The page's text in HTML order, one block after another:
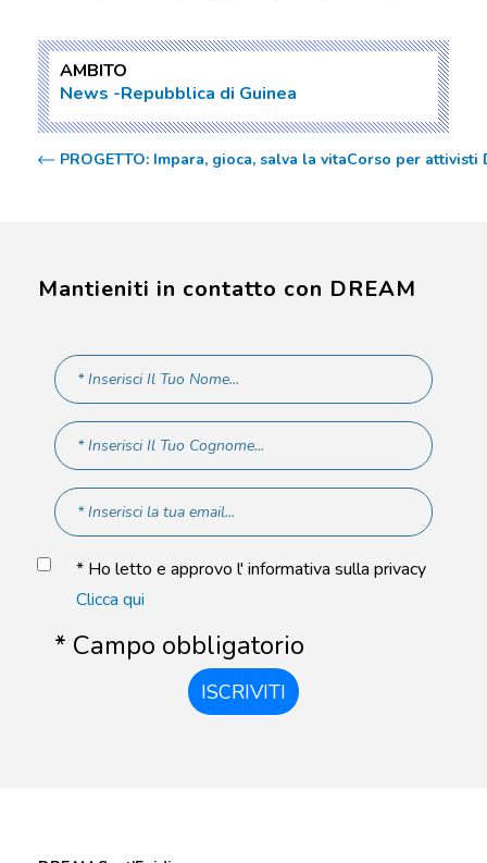
AMBITO
News Repubblica di Guinea
PROGETTO: Impara, gioca, salva la vitaCorso per attivisti
Mantieniti in contatto con DREAM
* Ho letto e approvo l' informativa sulla privacy
Clicca qui
* Campo obbligatorio
ISCRIVITI